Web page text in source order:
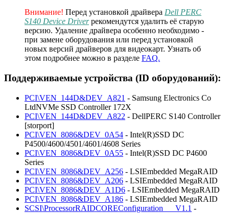
Внимание! Перед установкой драйвера Dell PERC
S140 Device Driverрекомендутся удалить её старую
версию. Удаление драйвера особенно необходимо -
при замене оборудования или перед установкой
новых версий драйверов для видеокарт. Узнать об
этом подробнее можно в разделе FAQ.
Поддерживаемые устройства (ID оборудований):
PCI\VEN_144D&DEV_A821 - Samsung Electronics Co
LtdNVMe SSD Controller 172X
PCI\VEN_144D&DEV_A822 - DellPERC S140 Controller
[storport]
PCI\VEN_8086&DEV_0A54 - Intel(R)SSD DC
P4500/4600/4501/4601/4608 Series
PCI\VEN_8086&DEV_0A55 - Intel(R)SSD DC P4600
Series
PCI\VEN_8086&DEV_A256 - LSIEmbedded MegaRAID
PCI\VEN_8086&DEV_A206 - LSIEmbedded MegaRAID
PCI\VEN_8086&DEV_A1D6 - LSIEmbedded MegaRAID
PCI\VEN_8086&DEV_A186 - LSIEmbedded MegaRAID
SCSI\ProcessorRAIDCOREConfiguration___V1.1 -